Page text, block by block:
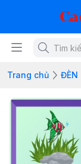
Trang chủ ĐÈN